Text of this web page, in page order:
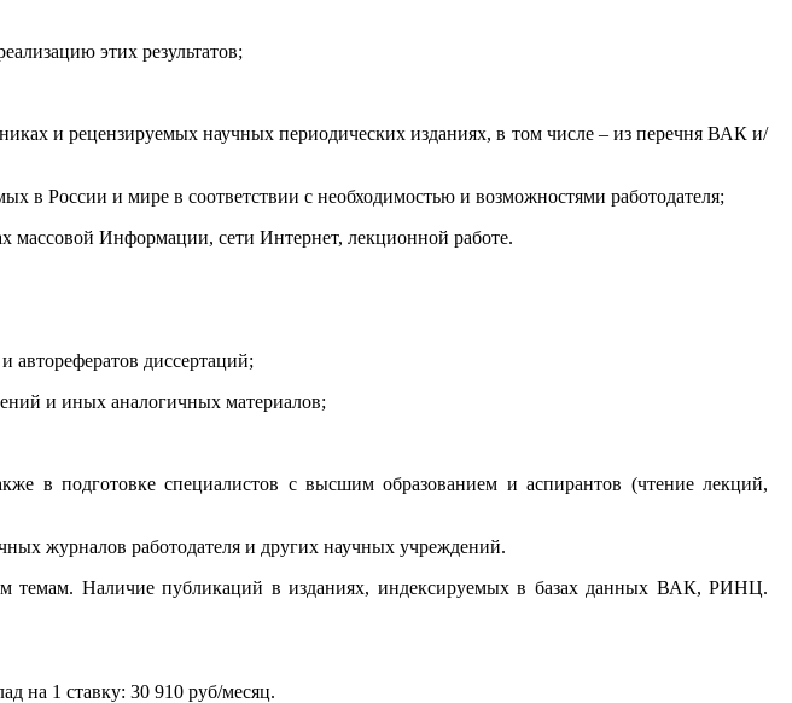
этих результатов;
и рецензируемых научных периодических изданиях, в том числе – из перечня ВАК и/
в России и мире в соответствии с необходимостью и возможностями работодателя;
массовой Информации, сети Интернет, лекционной работе.
авторефератов диссертаций;
и иных аналогичных материалов;
в подготовке специалистов с высшим образованием и аспирантов (чтение лекций,
журналов работодателя и других научных учреждений.
темам. Наличие публикаций в изданиях, индексируемых в базах данных ВАК, РИНЦ.
на 1 ставку: 30 910 руб/месяц.